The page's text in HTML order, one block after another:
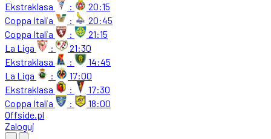
Ekstraklasa
:
20:15
Coppa Italia
:
20:45
Coppa Italia
:
21:15
La Liga
:
21:30
Ekstraklasa
:
14:45
La Liga
:
17:00
Ekstraklasa
:
17:30
Coppa Italia
:
18:00
Offside.pl
Zaloguj